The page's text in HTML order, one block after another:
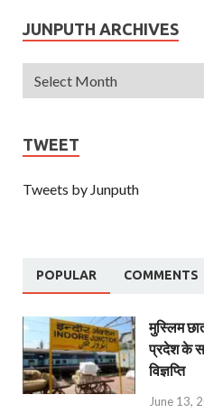
JUNPUTH ARCHIVES
TWEET
Tweets by Junputh
POPULAR COMMENTS
मुस्लिम
प्रदेश के
विज्ञप्ति
June 13,